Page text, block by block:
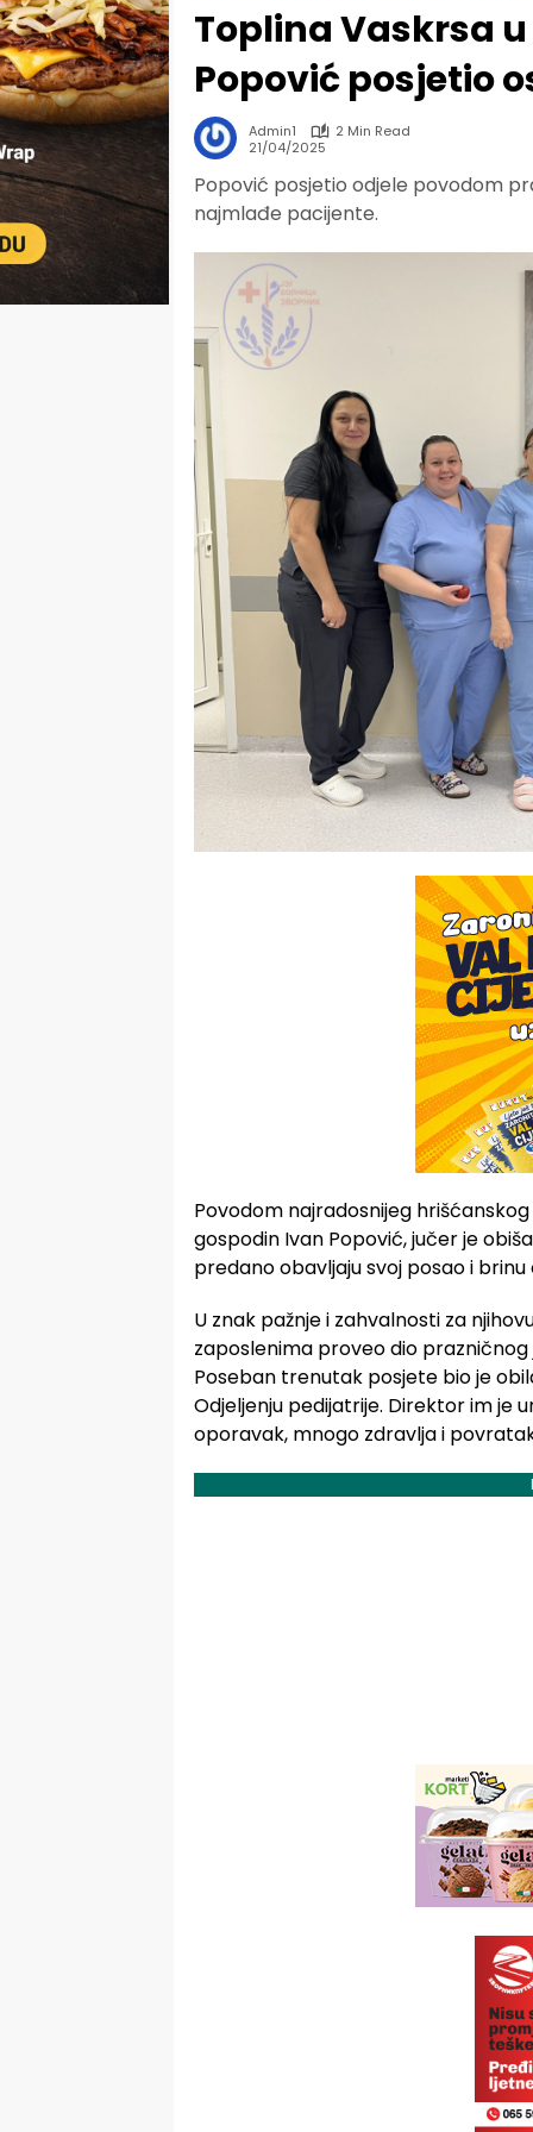
Toplina Vaskrsa
Popović posjetio
Admin1
2 Min Read
21/04/2025
Popović posjetio odjele povodom
najmlađe pacijente.
Povodom najradosnijeg
gospodin Ivan Popović, jučer je
predano obavljaju svoj posao i
U znak pažnje i zahvalnosti za
zaposlenima proveo dio
Poseban trenutak posjete bio je
Odjeljenju pedijatrije. Direktor im je
oporavak, mnogo zdravlja i